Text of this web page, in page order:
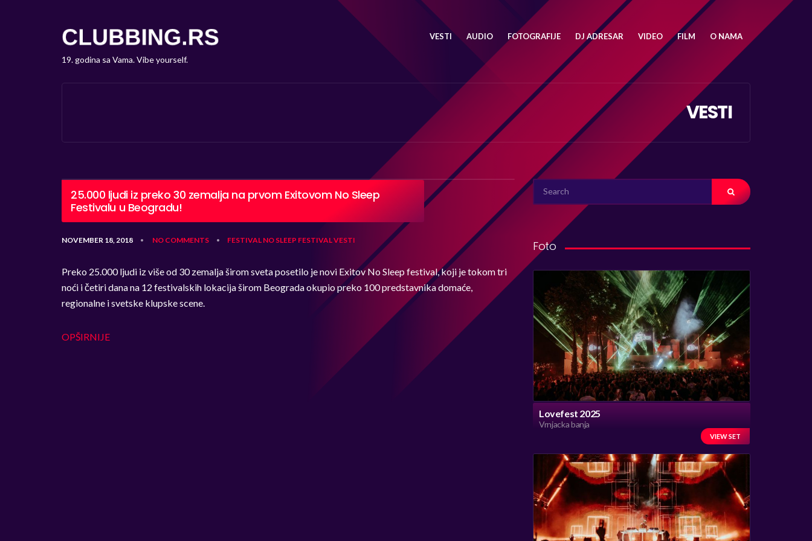
19. godina sa Vama. Vibe yourself.
VESTI AUDIO FOTOGRAFIJE DJ ADRESAR VIDEO FILM O NAMA
VESTI
25.000 ljudi iz preko 30 zemalja na prvom Exitovom No Sleep
Festivalu u Beogradu!
NOVEMBER 18, 2018 • NO COMMENTS • FESTIVAL NO SLEEP FESTIVALVESTI
Preko 25.000 ljudi iz više od 30 zemalja širom sveta posetilo je novi Exitov No Sleep festival, koji je tokom tri
noći i četiri dana na 12 festivalskih lokacija širom Beograda okupio preko 100 predstavnika domaće,
regionalne i svetske klupske scene.
OPŠIRNIJE
SEARCH
FOR:
Foto
Lovefest 2025
Vrnjacka banja
VIEW SET